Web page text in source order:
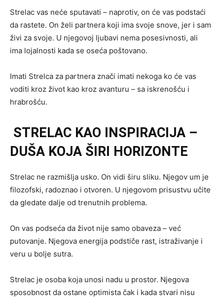
Strelac vas neće sputavati – naprotiv, on će vas podstaći
da rastete. On želi partnera koji ima svoje snove, jer i sam
živi za svoje. U njegovoj ljubavi nema posesivnosti, ali
ima lojalnosti kada se oseća poštovano.
Imati Strelca za partnera znači imati nekoga ko će vas
voditi kroz život kao kroz avanturu – sa iskrenošću i
hrabrošću.
STRELAC KAO INSPIRACIJA –
DUŠA KOJA ŠIRI HORIZONTE
Strelac ne razmišlja usko. On vidi širu sliku. Njegov um je
filozofski, radoznao i otvoren. U njegovom prisustvu učite
da gledate dalje od trenutnih problema.
On vas podseća da život nije samo obaveza – već
putovanje. Njegova energija podstiče rast, istraživanje i
veru u bolje sutra.
Strelac je osoba koja unosi nadu u prostor. Njegova
sposobnost da ostane optimista čak i kada stvari nisu